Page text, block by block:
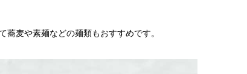
蕎麦や素麺などの麺類もおすすめです。